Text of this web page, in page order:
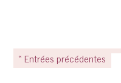
« Entrées précédentes